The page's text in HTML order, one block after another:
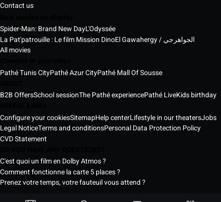
Contact us
Spider-Man: Brand New DayL'Odyssée
La Pat'patrouille : Le film Mission Dino
El Gawahergy / الجواهرجي
All movies
Pathé Tunis CityPathé Azur CityPathé Mall Of Sousse
B2B OffersSchool sessionThe Pathé experiencePathé LiveKids birthday
Configure your cookiesSitemapHelp centerLifestyle in our theatersJobs
Legal NoticeTerms and conditionsPersonal Data Protection Policy
CVD Statement
C'est quoi un film en Dolby Atmos ?
Comment fonctionne la carte 5 places ?
Prenez votre temps, votre fauteuil vous attend ?